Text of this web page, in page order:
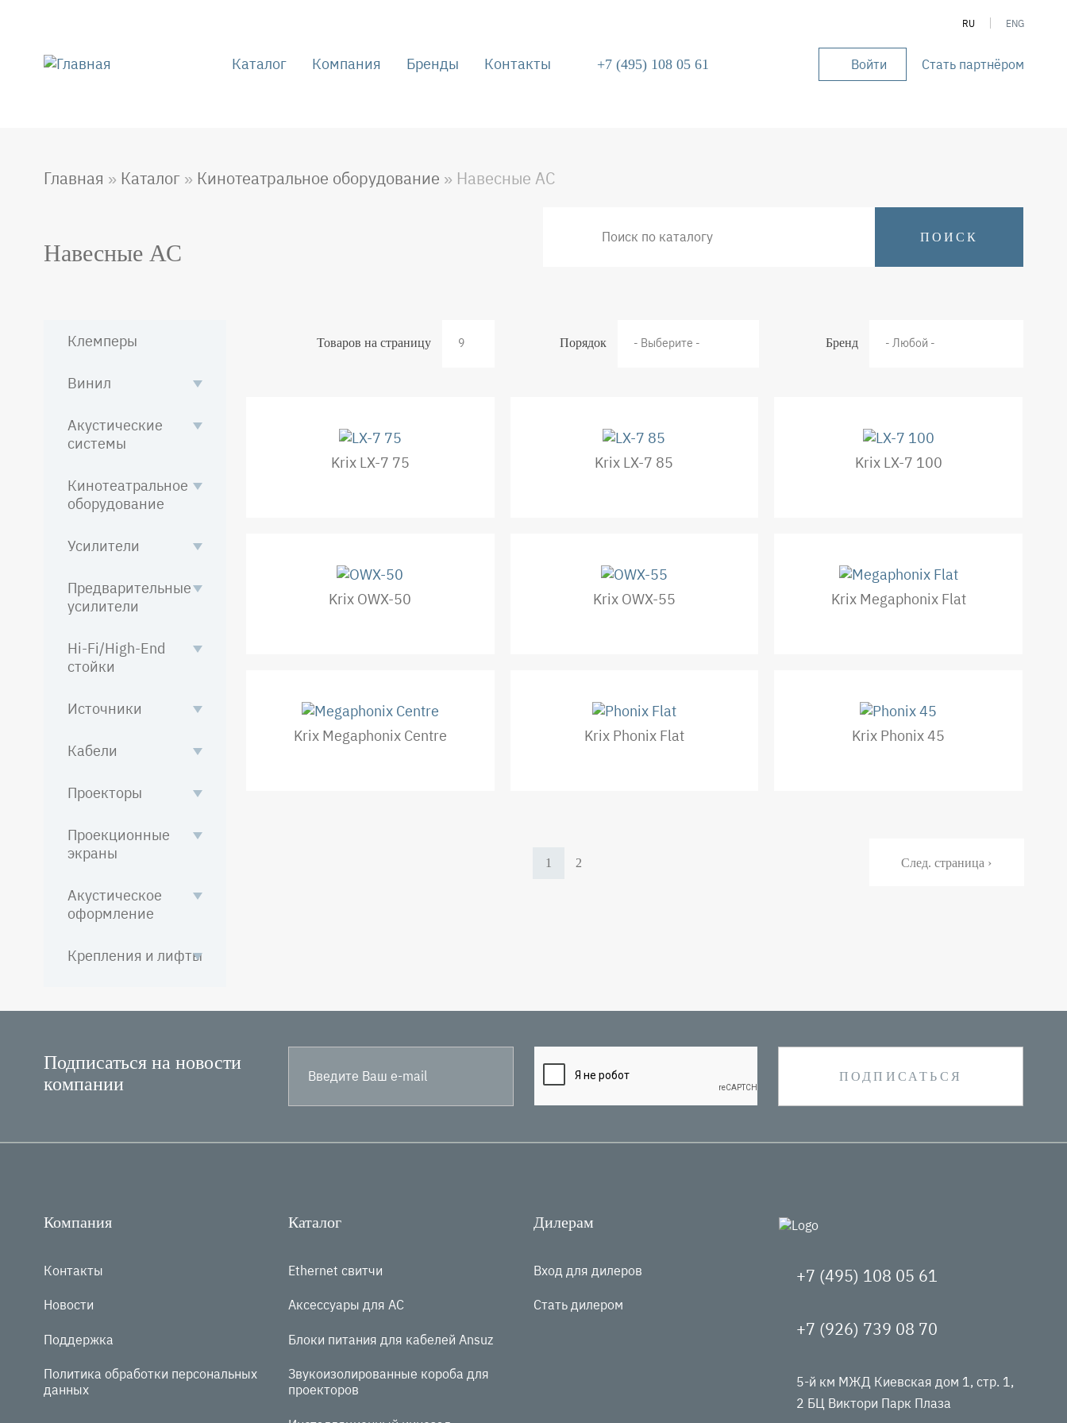
содержанию
Каталог Компания Бренды Контакты +7 (495) 108 05 61
RU ENG
User
Войти Стать партнёром
навигации
Главная Каталог Кинотеатральное оборудование Навесные АС
Навесные АС
Клемперы
Винил
Акустические
системы
Кинотеатральное
оборудование
Усилители
Предварительные
усилители
Hi-Fi/High-End
стойки
Источники
Кабели
Проекторы
Проекционные
экраны
Акустическое
оформление
Крепления и лифты
Товаров на страницу Порядок Бренд
Krix LX-7 75 Krix LX-7 85 Krix LX-7 100
Krix OWX-50 Krix OWX-55 Krix Megaphonix Flat
Krix Megaphonix Centre Krix Phonix Flat Krix Phonix 45
Текущая
1 Page
2 Следующая
След. страница ›
Подписаться на новости
компании
Компания
Контакты
Новости
Поддержка
Политика обработки персональных
данных
Каталог
Ethernet свитчи
Аксессуары для АС
Блоки питания для кабелей Ansuz
Звукоизолированные короба для
проекторов
Дилерам
Вход для дилеров
Стать дилером
+7 (495) 108 05 61
+7 (926) 739 08 70
5-й км МЖД Киевская дом 1, стр. 1,
2 БЦ Виктори Парк Плаза